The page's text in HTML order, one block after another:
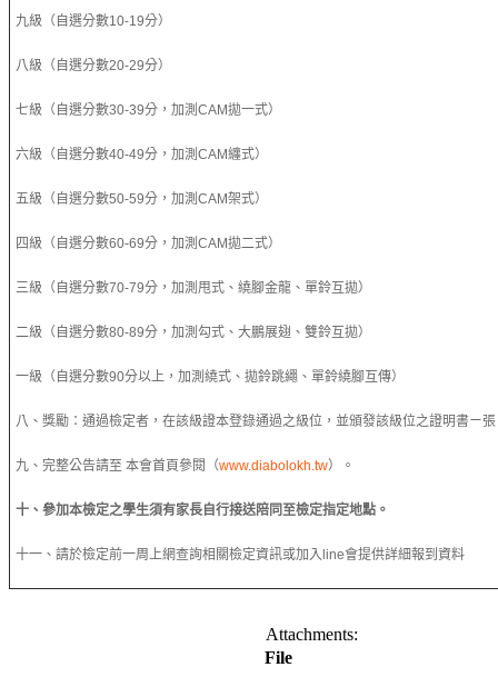
九級（自選分數10-19分）
八級（自選分數20-29分）
七級（自選分數30-39分，加測CAM拋一式）
六級（自選分數40-49分，加測CAM纏式）
五級（自選分數50-59分，加測CAM架式）
四級（自選分數60-69分，加測CAM拋二式）
三級（自選分數70-79分，加測甩式、繞腳金龍、單鈴互拋）
二級（自選分數80-89分，加測勾式、大鵬展翅、雙鈴互拋）
一級（自選分數90分以上，加測繞式、拋鈴跳繩、單鈴繞腳互傳）
八、獎勵：通過檢定者，在該級證本登錄通過之級位，並頒發該級位之證明書ㄧ
九、完整公告請至 本會首頁參閱（www.diabolokh.tw）。
十、參加本檢定之學生須有家長自行接送陪同至檢定指定地點。
十一、請於檢定前一周上網查詢相關檢定資訊或加入line會提供詳細報到資料
Attachments:
File